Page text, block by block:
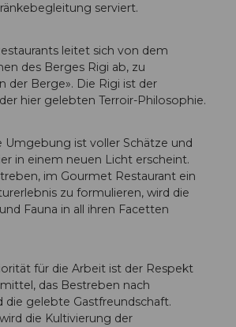
| CC-BY-NC-ND
serviert.
leitet sich von dem
des Berges Rigi ab, zu
der Berge». Die Rigi ist der
hier gelebten Terroir-Philosophie.
Umgebung ist voller Schätze und
in einem neuen Licht erscheint.
im Gourmet Restaurant ein
zu formulieren, wird die
Fauna in all ihren Facetten
für die Arbeit ist der Respekt
das Bestreben nach
die gelebte Gastfreundschaft.
die Kultivierung der